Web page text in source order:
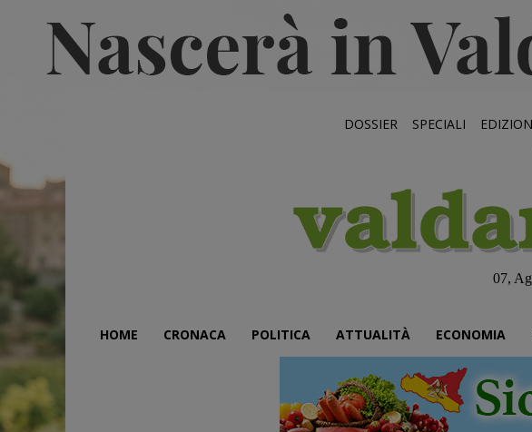
DOSSIER SPECIALI
07,
HOME CRONACA POLITICA ATTUALITÀ ECONOMIA